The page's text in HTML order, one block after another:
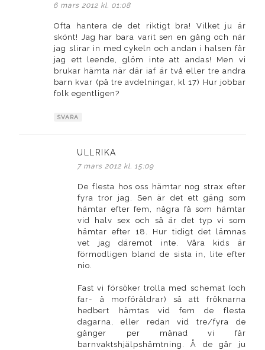
6 mars 2012 kl. 01:08
Ofta hantera de det riktigt bra! Vilket ju är
skönt! Jag har bara varit sen en gång och när
jag slirar in med cykeln och andan i halsen får
jag ett leende, glöm inte att andas! Men vi
brukar hämta när där iaf är två eller tre andra
barn kvar (på tre avdelningar, kl 17) Hur jobbar
folk egentligen?
SVARA
ULLRIKA
7 mars 2012 kl. 15:09
De flesta hos oss hämtar nog strax efter
fyra tror jag. Sen är det ett gäng som
hämtar efter fem, några få som hämtar
vid halv sex och så är det typ vi som
hämtar efter 18. Hur tidigt det lämnas
vet jag däremot inte. Våra kids är
förmodligen bland de sista in, lite efter
nio.
Fast vi försöker trolla med schemat (och
far- å morföräldrar) så att fröknarna
hedbert hämtas vid fem de flesta
dagarna, eller redan vid tre/fyra de
gånger per månad vi får
barnvaktshjälpshämtning. Å de går ju